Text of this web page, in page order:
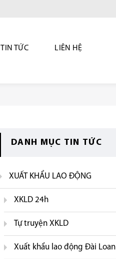
TIN TỨC LIÊN HỆ
DANH MỤC TIN TỨC
XUẤT KHẨU LAO ĐỘNG
XKLD 24h
Tự truyện XKLD
Xuất khẩu lao động Đài Loan